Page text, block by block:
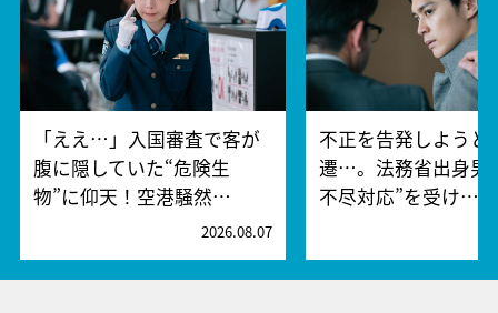
「ええ…」入国審査で客が
腹に隠していた“危険生
物”に仰天！空港騒然…
2026.08.07
不正を告発しようと
遷…。法務省出身男
不尽対応”を受け…